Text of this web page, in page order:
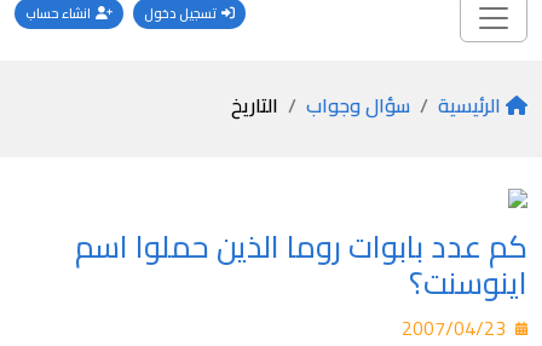
تسجيل دخول انشاء حساب
الرئيسية سؤال وجواب التاريخ
كم عدد بابوات روما الذين حملوا اسم
اينوسنت؟